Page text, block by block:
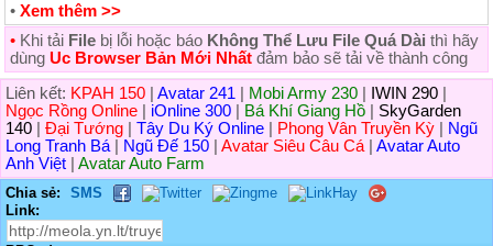
• Xem thêm >>
• Khi tải File bị lỗi hoặc báo Không Thể Lưu File Quá Dài thì hãy
dùng Uc Browser Bản Mới Nhất đảm bảo sẽ tải về thành công
Liên kết: KPAH 150 Avatar 241 Mobi Army 230 IWIN 290
Ngọc Rồng Online
iOnline 300 Bá Khí Giang Hồ
SkyGarden
140
Đại Tướng Tây Du Ký Online Phong Vân Truyền Kỳ
Ngũ
Long Tranh Bá
Ngũ Đế 150 Avatar Siêu Câu Cá
Avatar Auto
Anh Việt
Avatar Auto Farm
Chia sẻ:
SMS
Link: